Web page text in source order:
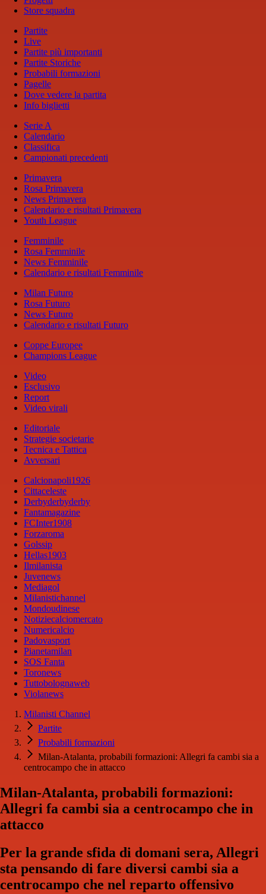
Store squadra
Partite
Live
Partite più importanti
Partite Storiche
Probabili formazioni
Pagelle
Dove vedere la partita
Info biglietti
Serie A
Calendario
Classifica
Campionati precedenti
Primavera
Rosa Primavera
News Primavera
Calendario e risultati Primavera
Youth League
Femminile
Rosa Femminile
News Femminile
Calendario e risultati Femminile
Milan Futuro
Rosa Futuro
News Futuro
Calendario e risultati Futuro
Coppe Europee
Champions League
Video
Esclusivo
Report
Video virali
Editoriale
Strategie societarie
Tecnica e Tattica
Avversari
Calcionapoli1926
Cittaceleste
Derbyderbyderby
Fantamagazine
FCInter1908
Forzaroma
Golssip
Hellas1903
Ilmilanista
Juvenews
Mediagol
Milanistichannel
Mondoudinese
Notiziecalciomercato
Numericalcio
Padovasport
Pianetamilan
SOS Fanta
Toronews
Tuttobolognaweb
Violanews
Milanisti Channel
Partite
Probabili formazioni
Milan-Atalanta, probabili formazioni: Allegri fa cambi sia a
centrocampo che in attacco
Milan-Atalanta, probabili formazioni:
Allegri fa cambi sia a centrocampo che in
attacco
Per la grande sfida di domani sera, Allegri
sta pensando di fare diversi cambi sia a
centrocampo che nel reparto offensivo